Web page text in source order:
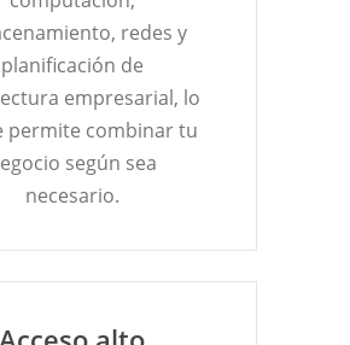
redes y
planificación de
empresarial, lo
permite combinar tu
según sea
necesario.